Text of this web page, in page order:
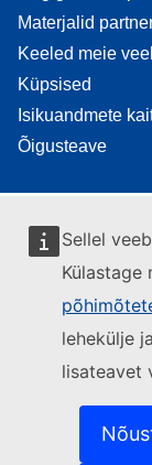
Sellel
Külastage
lehekülje
lisateavet
Materjalid
Keeled meie
Küpsised
Isikuandmete
Õigusteave